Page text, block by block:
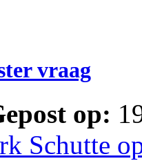
vraag
op:
Schutte